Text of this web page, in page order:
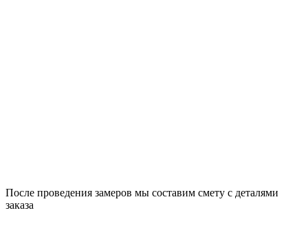
После проведения замеров мы составим смету с деталями
заказа